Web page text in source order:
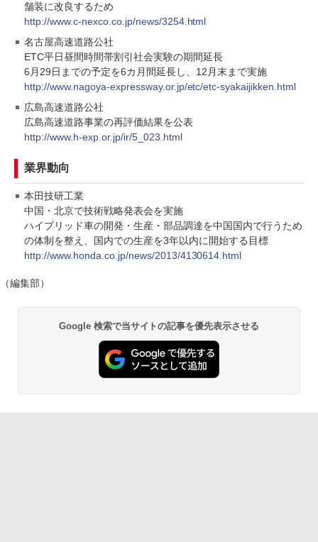
舗装に改良するため
http://www.c-nexco.co.jp/news/3254.html
名古屋高速道路公社
ETC平日昼間時間帯割引社会実験の期間延長
6月29日までの予定を6カ月間延長し、12月末まで実施
http://www.nagoya-expressway.or.jp/etc/etc-syakaijikken.html
広島高速道路公社
広島高速道路事業の再評価結果を公表
http://www.h-exp.or.jp/ir/5_023.html
業界動向
本田技研工業
中国・北京で技術戦略発表会を実施
ハイブリッド車の開発・生産・部品調達を中国国内で行うため
の体制を整え、国内での生産を3年以内に開始する目標
http://www.honda.co.jp/news/2013/4130614.html
（編集部）
Google 検索で当サイトの記事を優先表示させる